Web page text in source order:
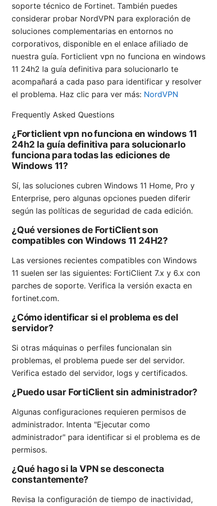
soporte técnico de Fortinet. También puedes
considerar probar NordVPN para exploración de
soluciones complementarias en entornos no
corporativos, disponible en el enlace afiliado de
nuestra guía. Forticlient vpn no funciona en windows
11 24h2 la guía definitiva para solucionarlo te
acompañará a cada paso para identificar y resolver
el problema. Haz clic para ver más: NordVPN
Frequently Asked Questions
¿Forticlient vpn no funciona en windows 11
24h2 la guía definitiva para solucionarlo
funciona para todas las ediciones de
Windows 11?
Sí, las soluciones cubren Windows 11 Home, Pro y
Enterprise, pero algunas opciones pueden diferir
según las políticas de seguridad de cada edición.
¿Qué versiones de FortiClient son
compatibles con Windows 11 24H2?
Las versiones recientes compatibles con Windows
11 suelen ser las siguientes: FortiClient 7.x y 6.x con
parches de soporte. Verifica la versión exacta en
fortinet.com.
¿Cómo identificar si el problema es del
servidor?
Si otras máquinas o perfiles funcionalan sin
problemas, el problema puede ser del servidor.
Verifica estado del servidor, logs y certificados.
¿Puedo usar FortiClient sin administrador?
Algunas configuraciones requieren permisos de
administrador. Intenta "Ejecutar como
administrador" para identificar si el problema es de
permisos.
¿Qué hago si la VPN se desconecta
constantemente?
Revisa la configuración de tiempo de inactividad,